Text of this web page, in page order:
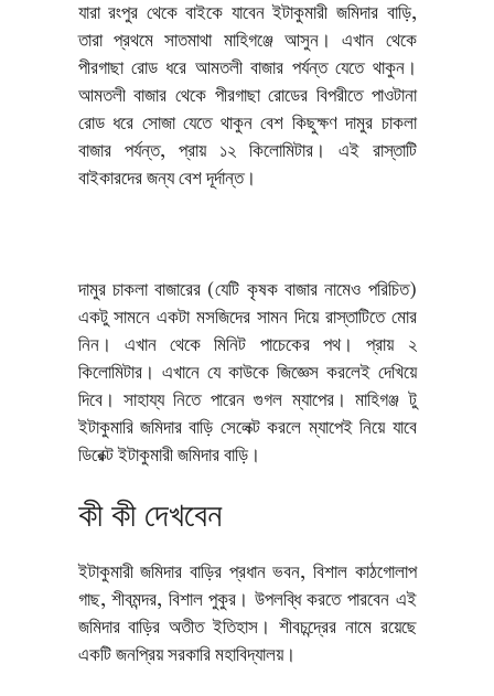
যারা রংপুর থেকে বাইকে যাবেন ইটাকুমারী জমিদার বাড়ি,
তারা প্রথমে সাতমাথা মাহিগঞ্জে আসুন। এখান থেকে
পীরগাছা রোড ধরে আমতলী বাজার পর্যন্ত যেতে থাকুন।
আমতলী বাজার থেকে পীরগাছা রোডের বিপরীতে পাওটানা
রোড ধরে সোজা যেতে থাকুন বেশ কিছুক্ষণ দামুর চাকলা
বাজার পর্যন্ত, প্রায় ১২ কিলোমিটার। এই রাস্তাটি
বাইকারদের জন্য বেশ দূর্দান্ত।
দামুর চাকলা বাজারের (যেটি কৃষক বাজার নামেও পরিচিত)
একটু সামনে একটা মসজিদের সামন দিয়ে রাস্তাটিতে মোর
নিন। এখান থেকে মিনিট পাচেকের পথ। প্রায় ২
কিলোমিটার। এখানে যে কাউকে জিজ্ঞেস করলেই দেখিয়ে
দিবে। সাহায্য নিতে পারেন গুগল ম্যাপের। মাহিগঞ্জ টু
ইটাকুমারি জমিদার বাড়ি সেলেক্ট করলে ম্যাপেই নিয়ে যাবে
ডিরেক্ট ইটাকুমারী জমিদার বাড়ি।
কী কী দেখবেন
ইটাকুমারী জমিদার বাড়ির প্রধান ভবন, বিশাল কাঠগোলাপ
গাছ, শীবমন্দর, বিশাল পুকুর। উপলব্ধি করতে পারবেন এই
জমিদার বাড়ির অতীত ইতিহাস। শীবচন্দ্রের নামে রয়েছে
একটি জনপ্রিয় সরকারি মহাবিদ্যালয়।